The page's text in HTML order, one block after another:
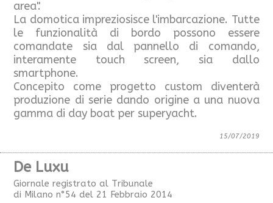
area".
La domotica impreziosisce l'imbarcazione. Tutte
le funzionalità di bordo possono essere
comandate sia dal pannello di comando,
interamente touch screen, sia dallo
smartphone.
Concepito come progetto custom diventerà
produzione di serie dando origine a una nuova
gamma di day boat per superyacht.
15/07/2019
De Luxu
Giornale registrato al Tribunale
di Milano n°54 del 21 Febbraio 2014